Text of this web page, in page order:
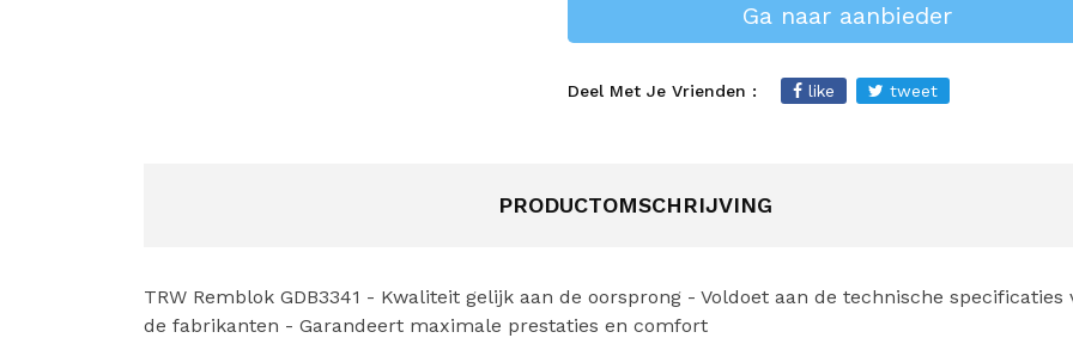
Ga naar aanbieder
Deel Met Je Vrienden : like tweet
PRODUCTOMSCHRIJVING
TRW Remblok GDB3341 - Kwaliteit gelijk aan de oorsprong - Voldoet aan de technische specificaties
de fabrikanten - Garandeert maximale prestaties en comfort